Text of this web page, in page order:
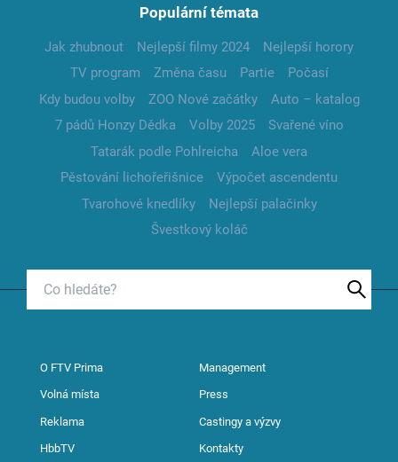
Populární témata
Jak zhubnout Nejlepší filmy 2024
Nejlepší horory
TV program
Změna času Partie
Počasí
Kdy budou volby
ZOO Nové začátky
Auto – katalog
7 pádů Honzy Dědka
Volby 2025
Svařené víno
Tatarák podle Pohlreicha
Aloe vera
Pěstování lichořeřišnice
Výpočet ascendentu
Tvarohové knedlíky
Nejlepší palačinky
Švestkový koláč
O FTV Prima Management
Volná místa Press
Reklama Castingy a výzvy
HbbTV Kontakty